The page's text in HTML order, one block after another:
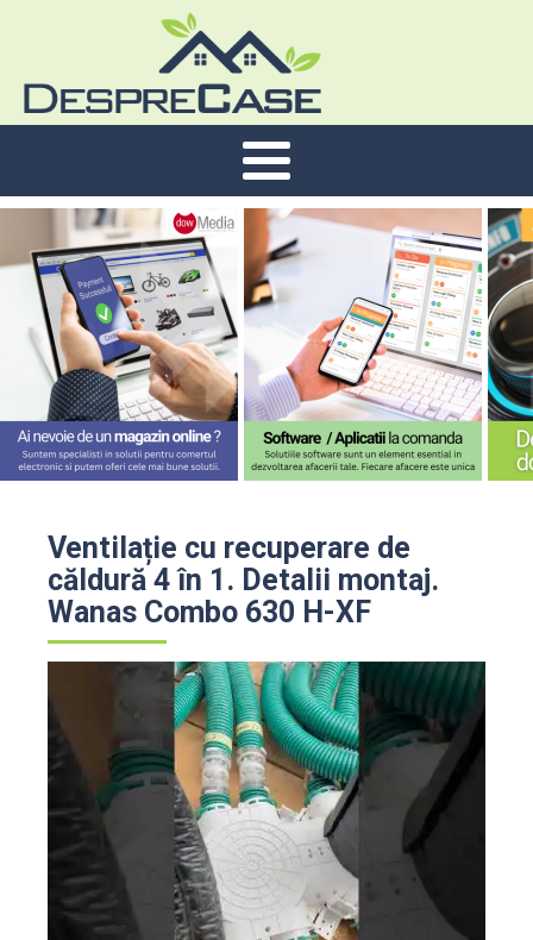
Ventilație cu recuperare de
căldură 4 în 1. Detalii montaj.
Wanas Combo 630 H-XF